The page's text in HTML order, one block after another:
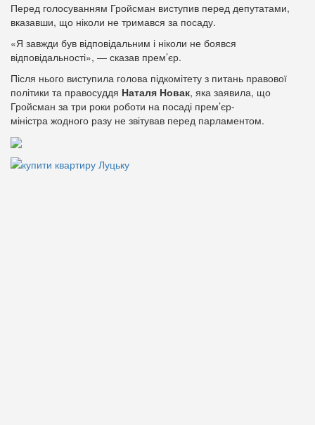
Перед голосуванням Гройсман виступив перед депутатами,
вказавши, що ніколи не тримався за посаду.
«Я завжди був відповідальним і ніколи не боявся
відповідальності», — сказав прем’єр.
Після нього виступила голова підкомітету з питань правової
політики та правосуддя Наталя Новак, яка заявила, що
Гройсман за три роки роботи на посаді прем’єр-
міністра жодного разу не звітував перед парламентом.